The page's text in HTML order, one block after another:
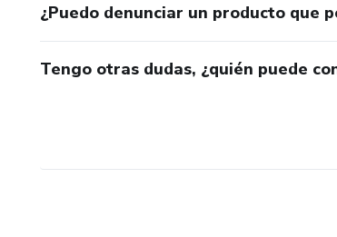
¿Puedo denunciar un producto que
Tengo otras dudas, ¿quién puede